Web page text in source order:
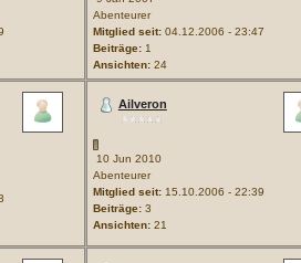
Abenteurer
Mitglied seit:04.12.2006 - 23:47
Beiträge:1
Ansichten:24
Ailveron
10 Jun 2010
Abenteurer
Mitglied seit:15.10.2006 - 22:39
Beiträge:3
Ansichten:21